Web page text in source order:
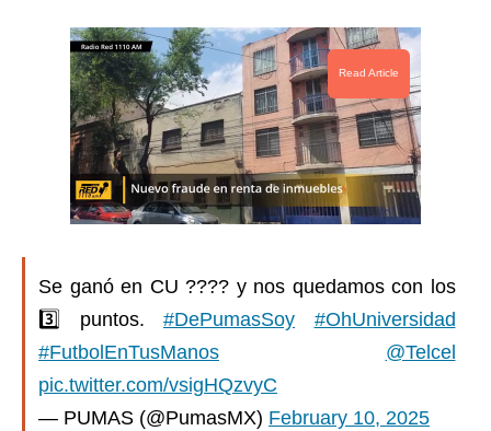
Read Article
Se ganó en CU ???? y nos quedamos con los
3️⃣ puntos. #DePumasSoy
#OhUniversidad
#FutbolEnTusManos
@Telcel
pic.twitter.com/vsigHQzvyC
— PUMAS (@PumasMX) February 10, 2025